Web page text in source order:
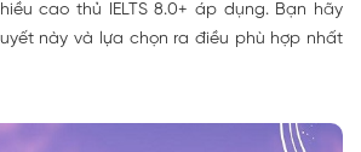
cao thủ IELTS 8.0+ áp dụng. Bạn hãy
này và lựa chọn ra điều phù hợp nhất